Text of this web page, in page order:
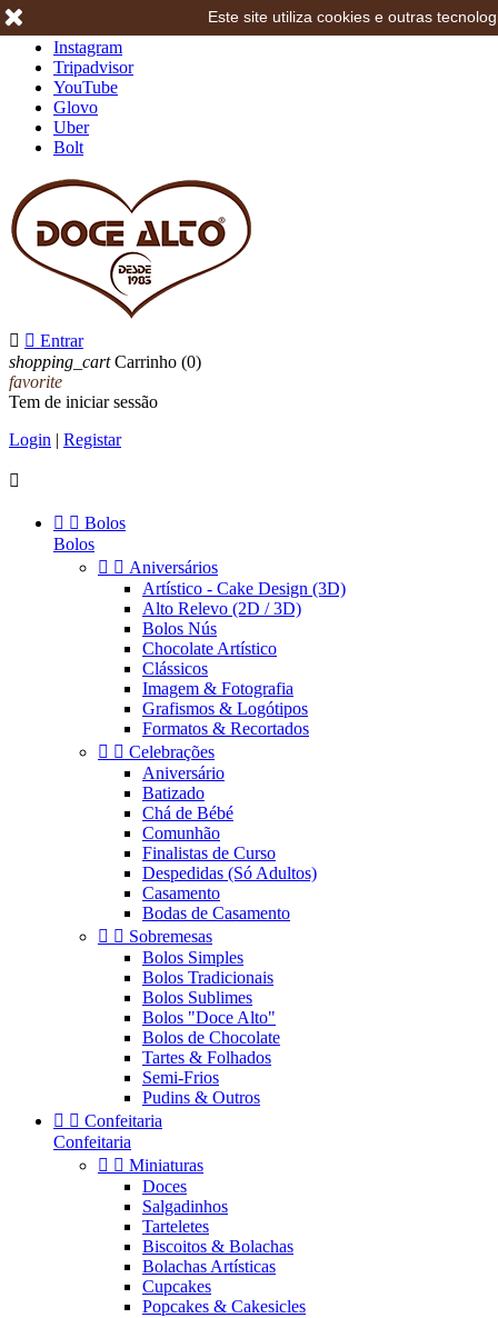
Instagram
Tripadvisor
YouTube
Glovo
Uber
Bolt
  Entrar
shopping_cart Carrinho (0)
favorite
Tem de iniciar sessão
Login | Registar

  Bolos
Bolos
  Aniversários
Artístico - Cake Design (3D)
Alto Relevo (2D / 3D)
Bolos Nús
Chocolate Artístico
Clássicos
Imagem & Fotografia
Grafismos & Logótipos
Formatos & Recortados
  Celebrações
Aniversário
Batizado
Chá de Bébé
Comunhão
Finalistas de Curso
Despedidas (Só Adultos)
Casamento
Bodas de Casamento
  Sobremesas
Bolos Simples
Bolos Tradicionais
Bolos Sublimes
Bolos "Doce Alto"
Bolos de Chocolate
Tartes & Folhados
Semi-Frios
Pudins & Outros
  Confeitaria
Confeitaria
  Miniaturas
Doces
Salgadinhos
Tarteletes
Biscoitos & Bolachas
Bolachas Artísticas
Cupcakes
Popcakes & Cakesicles
Este site utiliza cookies e outras